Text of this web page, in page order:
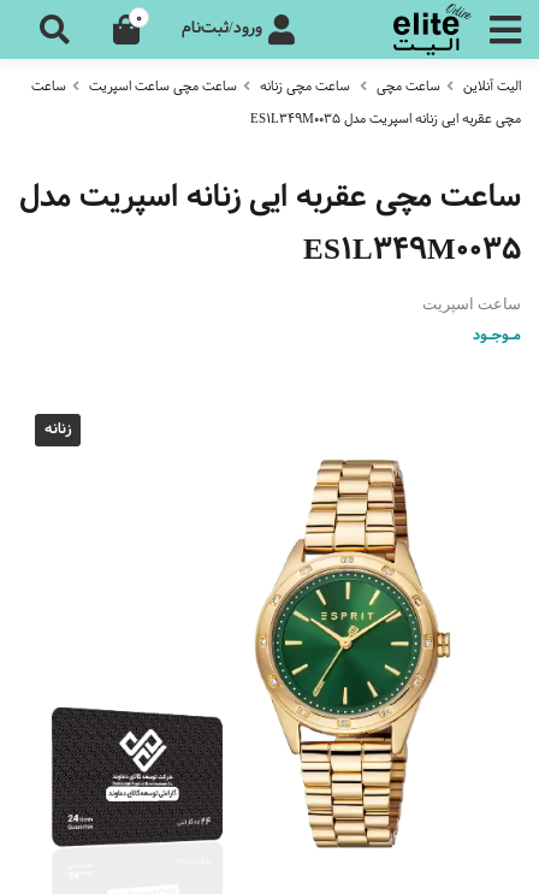
ورود/ثبت‌نام 0
الیت آنلاین ساعت مچی ساعت مچی زنانه ساعت مچی ساعت اسپریت
ساعت
مچی عقربه ایی زنانه اسپریت مدل ES1L349M0035
ساعت مچی عقربه ایی زنانه اسپریت مدل
ES1L349M0035
ساعت اسپریت
مـوجـود
زنانه